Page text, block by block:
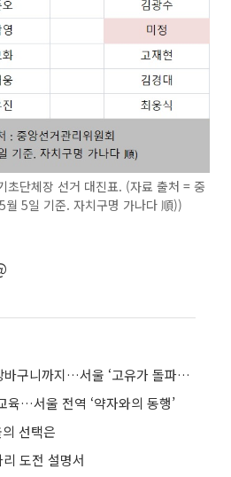
단체장 선거 대진표. (자료 출처 = 중
5일 기준. 자치구명 가나다 順))
육성 기금에 폐현수막 장바구니까지…서울 ‘고유가 돌파구’ 안간힘
육…서울 전역 ‘약자와의 동행’
선택은
리 도전 설명서